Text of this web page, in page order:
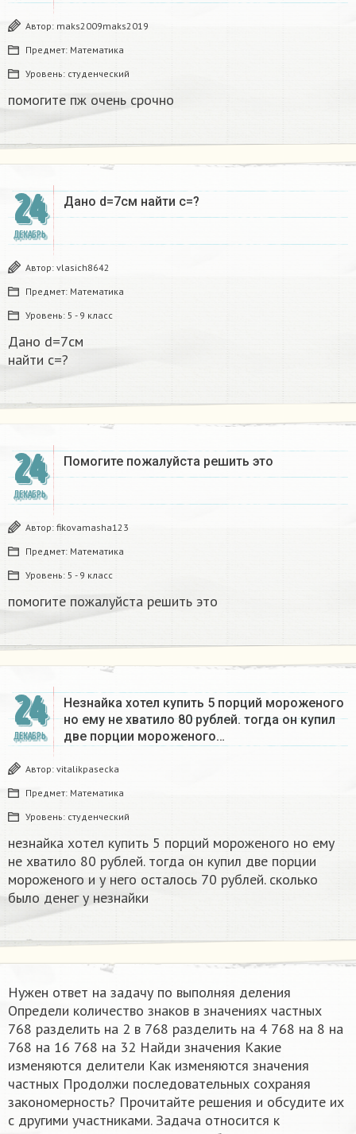
Автор: maks2009maks2019
Предмет: Математика
Уровень: студенческий
помогите пж очень срочно​
24
ДЕКАБРЬ
Дано d=7см найти с=?​
Автор: vlasich8642
Предмет: Математика
Уровень: 5 - 9 класс
Дано d=7см
найти с=?​
24
ДЕКАБРЬ
Помогите пожалуйста решить это
Автор: fikovamasha123
Предмет: Математика
Уровень: 5 - 9 класс
помогите пожалуйста решить это
24
ДЕКАБРЬ
Незнайка хотел купить 5 порций мороженого
но ему не хватило 80 рублей. тогда он купил
две порции мороженого…
Автор: vitalikpasecka
Предмет: Математика
Уровень: студенческий
незнайка хотел купить 5 порций мороженого но ему
не хватило 80 рублей. тогда он купил две порции
мороженого и у него осталось 70 рублей. сколько
было денег у незнайки
Нужен ответ на задачу по выполняя деления
Определи количество знаков в значениях частных
768 разделить на 2 в 768 разделить на 4 768 на 8 на
768 на 16 768 на 32 Найди значения Какие
изменяются делители Как изменяются значения
частных Продолжи последовательных сохраняя
закономерность? Прочитайте решения и обсудите их
с другими участниками. Задача относится к